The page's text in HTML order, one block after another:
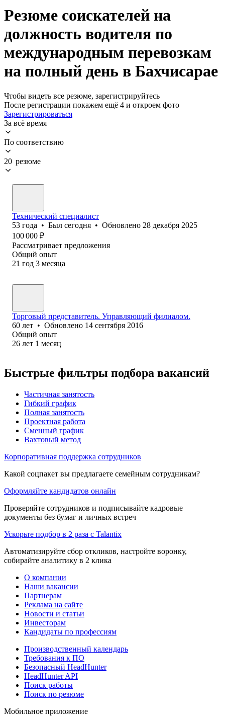
Резюме соискателей на
должность водителя по
международным перевозкам
на полный день в Бахчисарае
Чтобы видеть все резюме, зарегистрируйтесь
После регистрации покажем ещё 4 и откроем фото
Зарегистрироваться
За всё время
По соответствию
20 резюме
Технический специалист
53 года • Был сегодня • Обновлено 28 декабря 2025
100 000 ₽
Рассматривает предложения
Общий опыт
21 год 3 месяца
Торговый представитель. Управляющий филиалом.
60 лет • Обновлено 14 сентября 2016
Общий опыт
26 лет 1 месяц
Быстрые фильтры подбора вакансий
Частичная занятость
Гибкий график
Полная занятость
Проектная работа
Сменный график
Вахтовый метод
Корпоративная поддержка сотрудников
Какой соцпакет вы предлагаете семейным сотрудникам?
Оформляйте кандидатов онлайн
Проверяйте сотрудников и подписывайте кадровые
документы без бумаг и личных встреч
Ускорьте подбор в 2 раза с Talantix
Автоматизируйте сбор откликов, настройте воронку,
собирайте аналитику в 2 клика
О компании
Наши вакансии
Партнерам
Реклама на сайте
Новости и статьи
Инвесторам
Кандидаты по профессиям
Производственный календарь
Требования к ПО
Безопасный HeadHunter
HeadHunter API
Поиск работы
Поиск по резюме
Мобильное приложение